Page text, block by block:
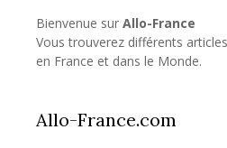
Bienvenue sur Allo-France
Vous trouverez différents
en France et dans le Monde.
Allo-France.com